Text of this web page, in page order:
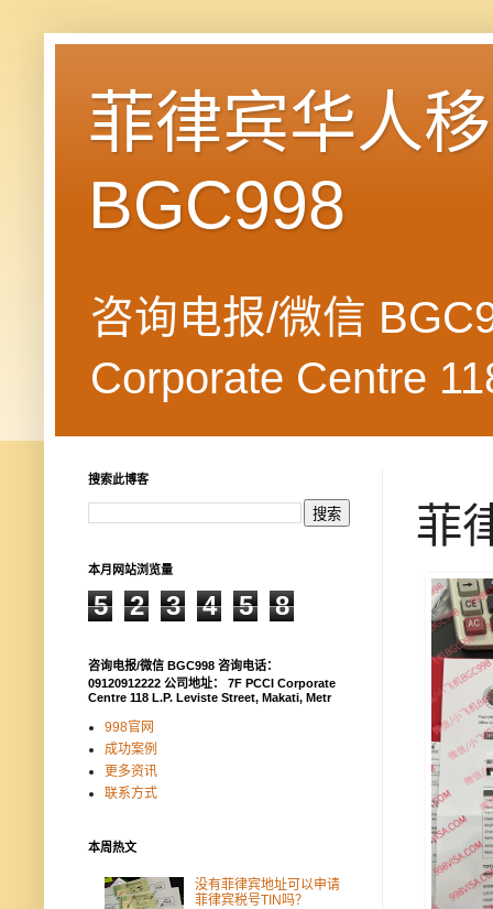
菲律宾华人
BGC998
咨询电报/微信
Corporate Centre
菲
搜索此博客
本月网站浏览量
5 2 3 4 5 8
咨询电报/微信 BGC998 咨询电话：
09120912222 公司地址： 7F PCCI Corporate
Centre 118 L.P. Leviste Street, Makati, Metr
998官网
成功案例
更多资讯
联系方式
本周热文
没有菲律宾地址可以申请
菲律宾税号TIN吗？